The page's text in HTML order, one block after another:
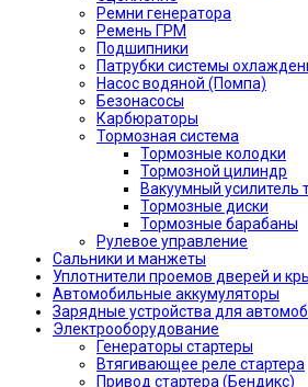
Ремни генератора
Ремень ГРМ
Подшипники
Патрубки системы
Насос водяной (Помпа)
Безонасосы
Карбюраторы
Тормозная система
Тормозные колодки
Тормозной цилиндр
Вакуумный усилитель
Тормозные диски
Тормозные барабаны
Рулевое управление
Сальники и манжеты
Уплотнители проемов дверей и
Автомобильные аккумуляторы
Зарядные устройства для
Электрооборудование
Генераторы стартеры
Втягивающее реле стартера
Привод стартера (Бендикс)